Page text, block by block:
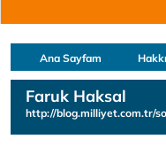
Ana Sayfam
Faruk Haksal
http://blog.milliyet.com.tr/